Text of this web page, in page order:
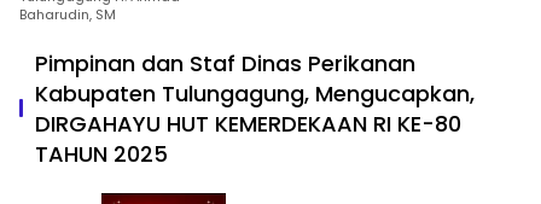
Baharudin, SM
Pimpinan dan Staf Dinas Perikanan
Kabupaten Tulungagung, Mengucapkan,
DIRGAHAYU HUT KEMERDEKAAN RI KE-80
TAHUN 2025